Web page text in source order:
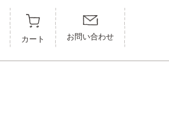
カート お問い合わせ